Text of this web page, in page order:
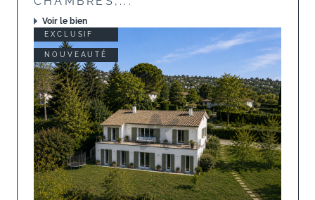
Voir le bien
EXCLUSIF
NOUVEAUTÉ